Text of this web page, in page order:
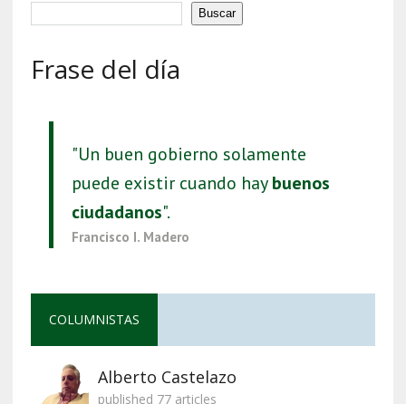
Buscar
Frase del día
"Un buen gobierno solamente
puede existir cuando haybuenos
ciudadanos".
Francisco I. Madero
COLUMNISTAS
Alberto Castelazo
published 77 articles